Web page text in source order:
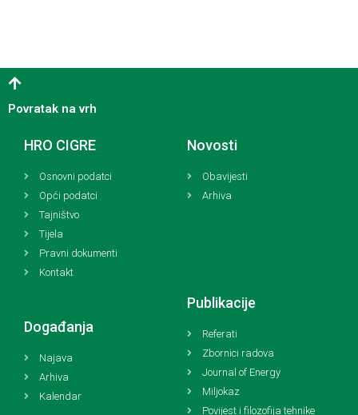
Povratak na vrh
HRO CIGRE
Osnovni podatci
Opći podatci
Tajništvo
Tijela
Pravni dokumenti
Kontakt
Novosti
Obavijesti
Arhiva
Događanja
Najava
Arhiva
Kalendar
Publikacije
Referati
Zbornici radova
Journal of Energy
Miljokaz
Povijest i filozofija tehnike